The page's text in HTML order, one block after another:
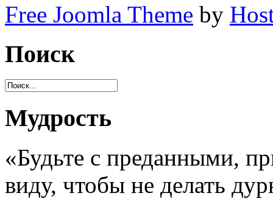
Free Joomla Theme by
Поиск
Мудрость
«Будьте с преданными,
виду, чтобы не делать